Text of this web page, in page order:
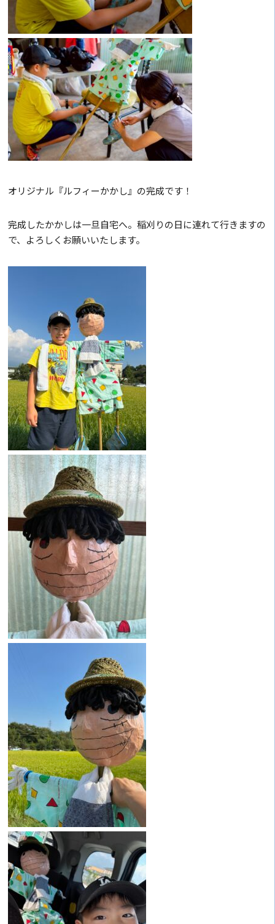
オリジナル『ルフィーかかし』の完成です！
完成したかかしは一旦自宅へ。稲刈りの日に連れて行きますの
で、よろしくお願いいたします。